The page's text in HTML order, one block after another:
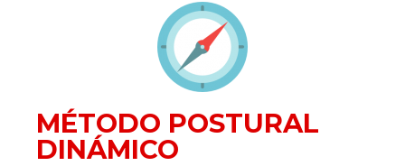
MÉTODO POSTURAL
DINÁMICO